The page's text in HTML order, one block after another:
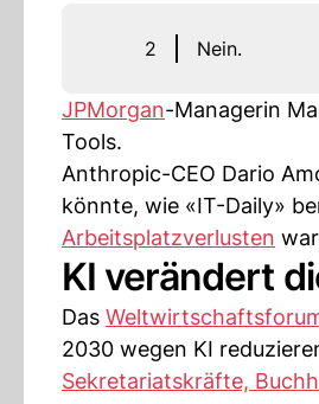
2 Nein.
JPMorgan-Managerin
Tools.
Anthropic-CEO Dario
könnte, wie «IT-Daily»
Arbeitsplatzverlusten
KI verändert
Das
2030 wegen KI
Sekretariatskräfte,